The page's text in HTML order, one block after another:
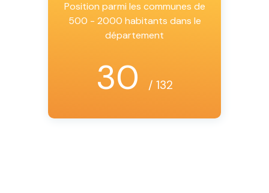
Position parmi les communes de
500 - 2000 habitants dans le
département
30 / 132